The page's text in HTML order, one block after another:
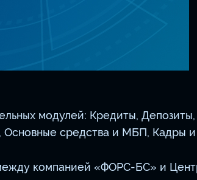
модулей: Кредиты,
средства и МБП, Кадры и
компанией «ФОРС-БС» и